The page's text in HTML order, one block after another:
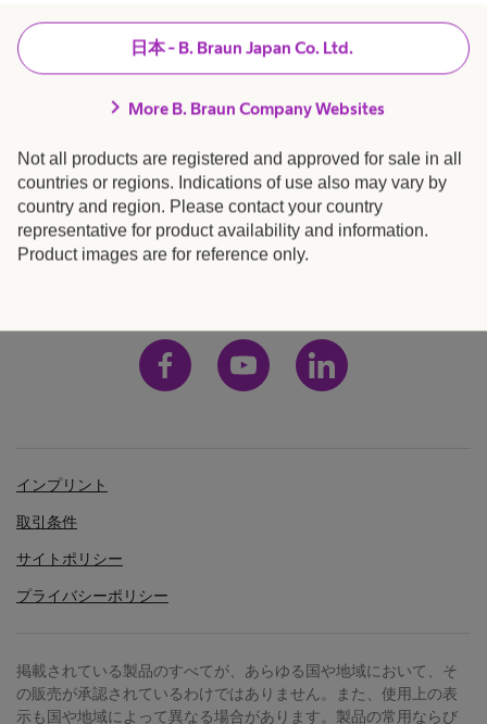
日本 - B. Braun Japan Co. Ltd.
chevron_right More B. Braun Company Websites
Not all products are registered and approved for sale in all
countries or regions. Indications of use also may vary by
country and region. Please contact your country
representative for product availability and information.
Product images are for reference only.
ま
せ
ん
.
せ
い
き
、
誠
難
し
た
。
当
者
B. Braunについて expand_more
患者さま向け情報
販売店さま向け情報 expand_more
日本
インプリント
取引条件
サイトポリシー
プライバシーポリシー
掲載されている製品のすべてが、あらゆる国や地域において、そ
の販売が承認されているわけではありません。また、使用上の表
示も国や地域によって異なる場合があります。製品の常用ならび